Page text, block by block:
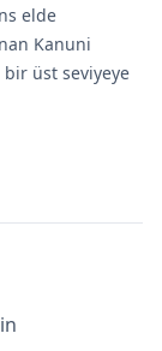
elde
Kanuni
üst seviyeye